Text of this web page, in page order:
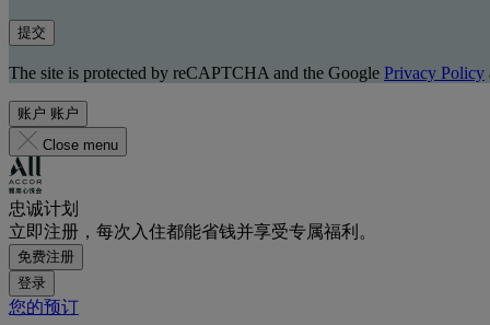
提交
The site is protected by reCAPTCHA and the Google Privacy Policy
账户 账户
Close menu
忠诚计划
立即注册，每次入住都能省钱并享受专属福利。
免费注册
登录
您的预订